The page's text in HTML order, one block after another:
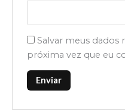
Salvar meus dados
próxima vez que eu